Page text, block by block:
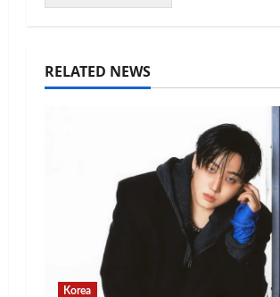
RELATED NEWS
Korea